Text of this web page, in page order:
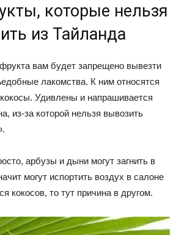
которые нельзя
из Тайланда
вам будет запрещено вывезти
лакомства. К ним относятся
Удивлены и напрашивается
из-за которой нельзя вывозить
арбузы и дыни могут загнить в
могут испортить воздух в салоне
кокосов, то тут причина в другом.